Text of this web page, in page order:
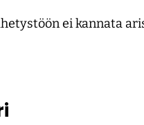
ei kannata